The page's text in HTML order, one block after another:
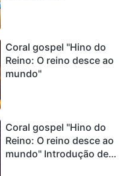
Coral gospel "Hino do
Reino: O reino desce ao
mundo"
Coral gospel "Hino do
Reino: O reino desce ao
mundo" Introdução de